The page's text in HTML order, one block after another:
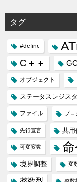
タグ
#define
C＋＋
オブジェクト
ステータスレジスタ
ファイル ブロ
先行宣言 共用
可変変数 命
境界調整 変
整数